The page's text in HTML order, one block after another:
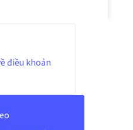
điều khoản